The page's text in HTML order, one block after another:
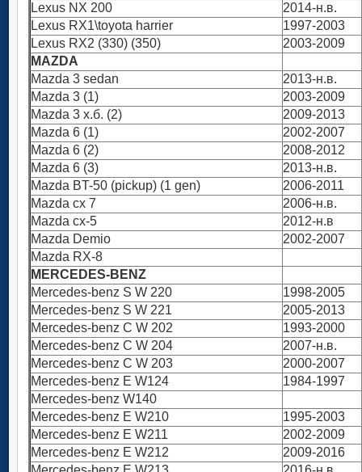
Lexus NX 200
2014-н.в.
Lexus RX1\toyota harrier
1997-2003
Lexus RX2 (330) (350)
2003-2009
MAZDA
Mazda 3 sedan
2013-н.в.
Mazda 3 (1)
2003-2009
Mazda 3 х.б. (2)
2009-2013
Mazda 6 (1)
2002-2007
Mazda 6 (2)
2008-2012
Mazda 6 (3)
2013-н.в.
Mazda BT-50 (pickup) (1 gen)
2006-2011
Mazda cx 7
2006-н.в.
Mazda cx-5
2012-н.в
Mazda Demio
2002-2007
Mazda RX-8
MERCEDES-BENZ
Mercedes-benz S W 220
1998-2005
Mercedes-benz S W 221
2005-2013
Mercedes-benz C W 202
1993-2000
Mercedes-benz C W 204
2007-н.в.
Mercedes-benz C W 203
2000-2007
Mercedes-benz E W124
1984-1997
Mercedes-benz W140
Mercedes-benz E W210
1995-2003
Mercedes-benz E W211
2002-2009
Mercedes-benz E W212
2009-2016